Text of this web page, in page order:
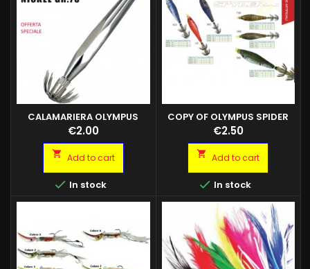
CALAMARIERA OLYMPUS
70GR
Price
€2.00
 Add to cart
 In stock
COPY OF OLYMPUS SPIDER
SQUID CM.6.5
Price
€2.50
 Add to cart
 In stock